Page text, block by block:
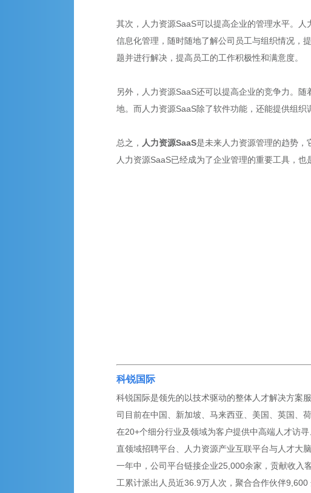
其次，人力资源SaaS可以提高企业的管理水平。
信息化管理，随时随地了解公司员工与组织情况，
题并进行解决，提高员工的工作积极性和满意度。
另外，人力资源SaaS还可以提高企业的竞争力。
地。而人力资源SaaS除了软件功能，还能提供组
总之， 人力资源SaaS是未来人力资源管理的趋势，
人力资源SaaS已经成为了企业管理的重要工具，也
科锐国际
科锐国际是领先的以技术驱动的整体人才解决方案
司目前在中国、新加坡、马来西亚、美国、英国、
在20+个细分行业及领域为客户提供中高端人才访
直领域招聘平台、人力资源产业互联平台与人才大
一年中，公司平台链接企业25,000余家，贡献收入
工累计派出人员近36.9万人次，聚合合作伙伴9,600